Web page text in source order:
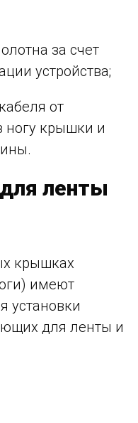
за счет
устройства;
от
ногу крышки и
ленты
крышках
имеют
установки
для ленты и